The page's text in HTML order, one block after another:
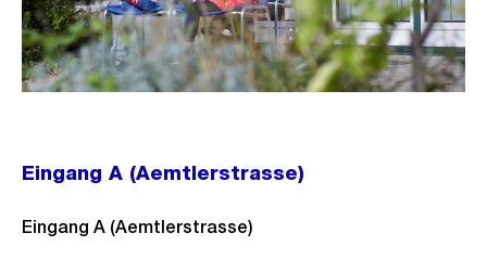
Eingang A (Aemtlerstrasse)
Eingang A (Aemtlerstrasse)